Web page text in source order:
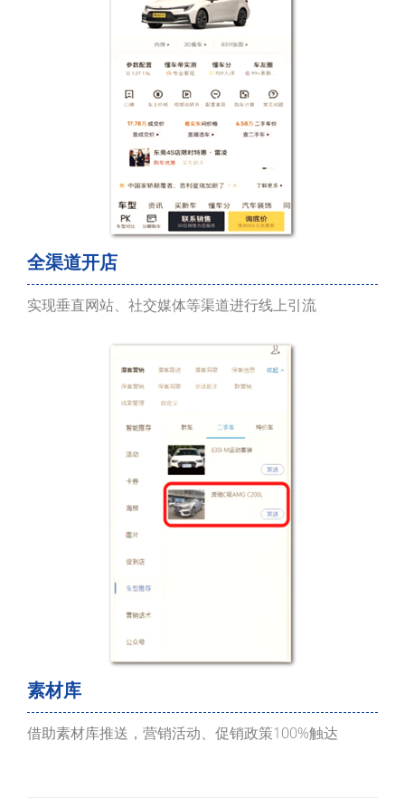
全渠道开店
实现垂直网站、社交媒体等渠道进行线上引流
素材库
借助素材库推送，营销活动、促销政策100%触达